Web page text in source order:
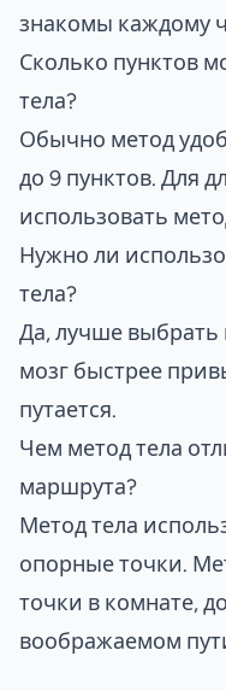
знакомы каждому
Сколько пунктов
тела?
Обычно метод
до 9 пунктов. Для
использовать
Нужно ли
тела?
Да, лучше выбрать
мозг быстрее
путается.
Чем метод тела
маршрута?
Метод тела
опорные точки.
точки в комнате,
воображаемом